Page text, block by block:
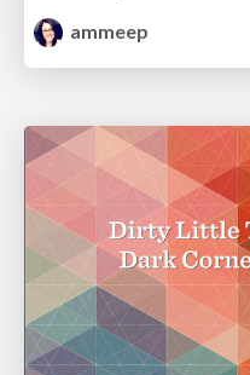
ammeep